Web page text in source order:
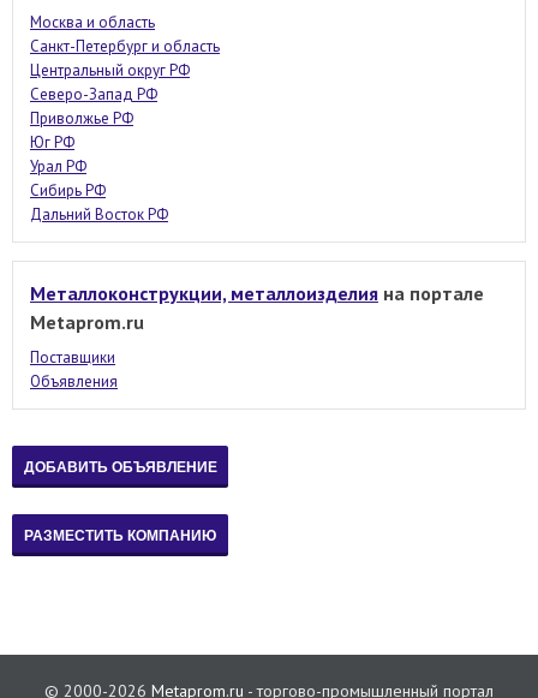
Москва и область
Санкт-Петербург и область
Центральный округ РФ
Северо-Запад РФ
Приволжье РФ
Юг РФ
Урал РФ
Сибирь РФ
Дальний Восток РФ
Металлоконструкции, металлоизделия на портале
Metaprom.ru
Поставщики
Объявления
© 2000-2026 Metaprom.ru - торгово-промышленный портал